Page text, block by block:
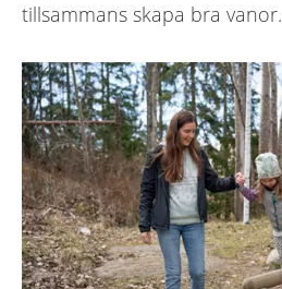
tillsammans skapa bra vanor.